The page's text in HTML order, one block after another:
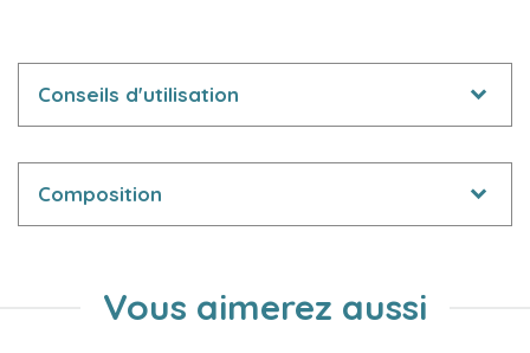
Conseils d'utilisation
Composition
Vous aimerez aussi